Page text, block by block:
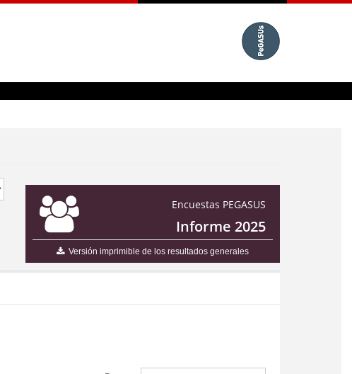
Encuestas PEGASUS
Informe 2025
Versión imprimible de los resultados generales